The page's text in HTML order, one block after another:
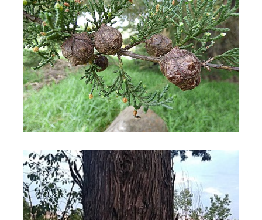
Cipresso di Monterey